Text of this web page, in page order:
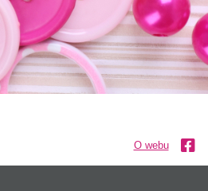
O webu